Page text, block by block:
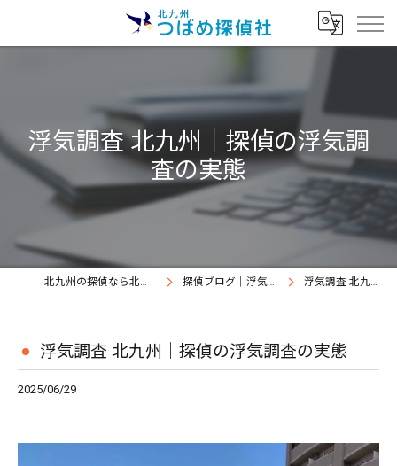
浮気調査 北九州｜探偵の浮気調
査の実態
北九州の探偵なら北九州つばめ探偵社｜証拠満載提出継続中 探偵ブログ｜浮気調査北九州、北九州つばめ探偵社 浮気調査 北九州｜探偵の浮気調査の実態
浮気調査 北九州｜探偵の浮気調査の実態
2025/06/29